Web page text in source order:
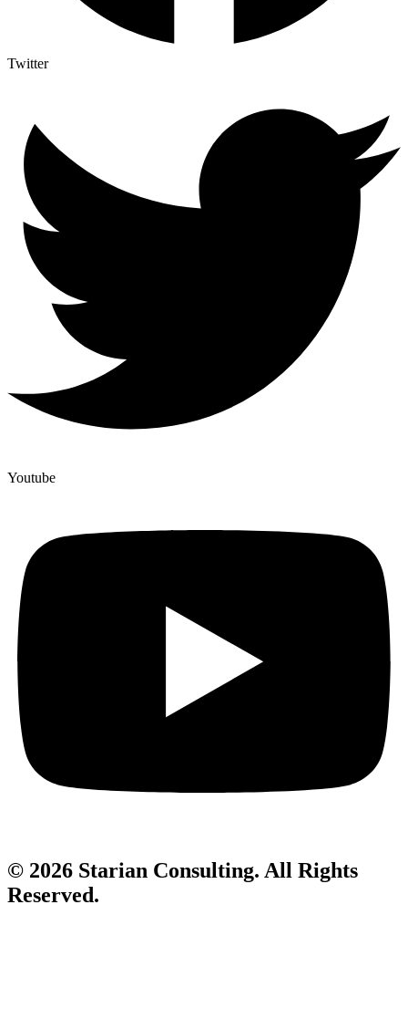
Twitter
Youtube
© 2026 Starian Consulting. All Rights
Reserved.